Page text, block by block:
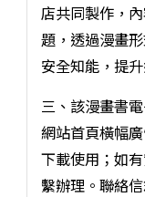
店共同製作，
題，透過漫畫
安全知能，提
三、該漫畫書
網站首頁橫幅
下載使用；如
繫辦理。聯絡信